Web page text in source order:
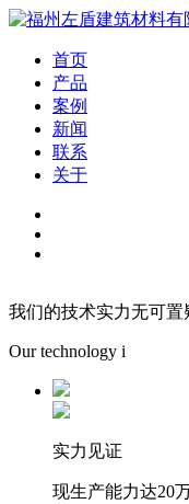
首页
产品
案例
新闻
联系
关于
我们的技术实力无可置
Our technology i
实力见证
现生产能力达20